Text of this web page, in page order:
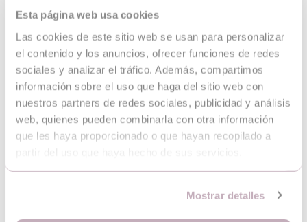
Esta página web usa cookies
Las cookies de este sitio web se usan para personalizar
el contenido y los anuncios, ofrecer funciones de redes
sociales y analizar el tráfico. Además, compartimos
información sobre el uso que haga del sitio web con
nuestros partners de redes sociales, publicidad y análisis
web, quienes pueden combinarla con otra información
que les haya proporcionado o que hayan recopilado a
Mostrar detalles
se le presente, los productos de MoMi le servirán durante muchos años.